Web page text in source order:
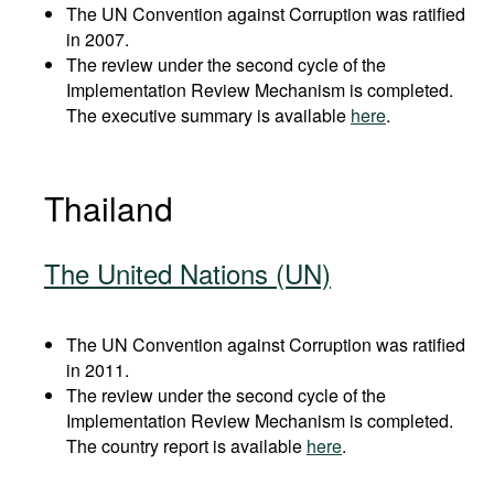
The UN Convention against Corruption was ratified
in 2007.
The review under the second cycle of the
Implementation Review Mechanism is completed.
The executive summary is available here.
Thailand
The United Nations (UN)
The UN Convention against Corruption was ratified
in 2011.
The review under the second cycle of the
Implementation Review Mechanism is completed.
The country report is available here.